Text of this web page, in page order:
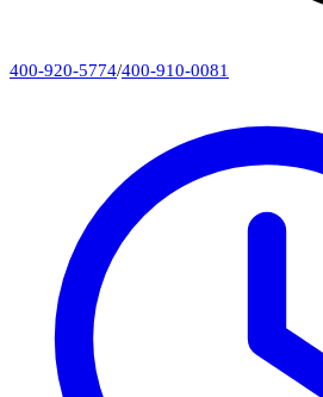
400-920-5774/400-910-0081